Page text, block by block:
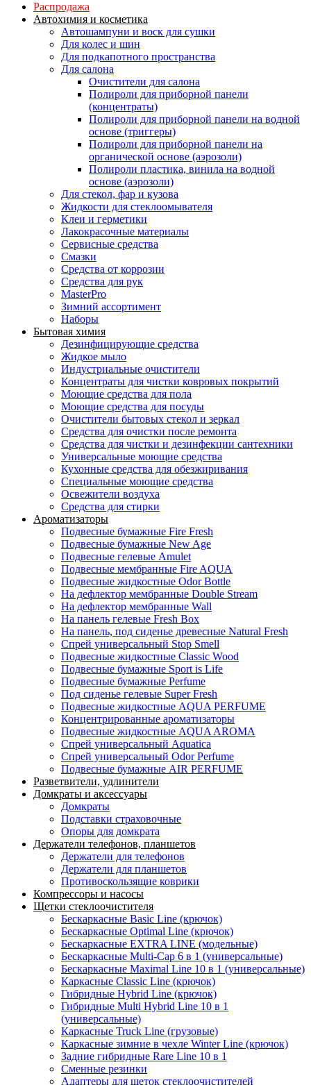
Распродажа
Автохимия и косметика
Автошампуни и воск для сушки
Для колес и шин
Для подкапотного пространства
Для салона
Очистители для салона
Полироли для приборной панели
(концентраты)
Полироли для приборной панели на водной
основе (триггеры)
Полироли для приборной панели на
органической основе (аэрозоли)
Полироли пластика, винила на водной
основе (аэрозоли)
Для стекол, фар и кузова
Жидкости для стеклоомывателя
Клеи и герметики
Лакокрасочные материалы
Сервисные средства
Смазки
Средства от коррозии
Средства для рук
MasterPro
Зимний ассортимент
Наборы
Бытовая химия
Дезинфицирующие средства
Жидкое мыло
Индустриальные очистители
Концентраты для чистки ковровых покрытий
Моющие средства для пола
Моющие средства для посуды
Очистители бытовых стекол и зеркал
Средства для очистки после ремонта
Средства для чистки и дезинфекции сантехники
Универсальные моющие средства
Кухонные средства для обезжиривания
Специальные моющие средства
Освежители воздуха
Средства для стирки
Ароматизаторы
Подвесные бумажные Fire Fresh
Подвесные бумажные New Age
Подвесные гелевые Amulet
Подвесные мембранные Fire AQUA
Подвесные жидкостные Odor Bottle
На дефлектор мембранные Double Stream
На дефлектор мембранные Wall
На панель гелевые Fresh Box
На панель, под сиденье древесные Natural Fresh
Спрей универсальный Stop Smell
Подвесные жидкостные Classic Wood
Подвесные бумажные Sport is Life
Подвесные бумажные Perfume
Под сиденье гелевые Super Fresh
Подвесные жидкостные AQUA PERFUME
Концентрированные ароматизаторы
Подвесные жидкостные AQUA AROMA
Спрей универсальный Aquatica
Спрей универсальный Odor Perfume
Подвесные бумажные AIR PERFUME
Разветвители, удлинители
Домкраты и аксессуары
Домкраты
Подставки страховочные
Опоры для домкрата
Держатели телефонов, планшетов
Держатели для телефонов
Держатели для планшетов
Противоскользящие коврики
Компрессоры и насосы
Щетки стеклоочистителя
Бескаркасные Basic Line (крючок)
Бескаркасные Optimal Line (крючок)
Бескаркасные EXTRA LINE (модельные)
Бескаркасные Multi-Cap 6 в 1 (универсальные)
Бескаркасные Maximal Line 10 в 1 (универсальные)
Каркасные Classic Line (крючок)
Гибридные Hybrid Line (крючок)
Гибридные Multi Hybrid Line 10 в 1
(универсальные)
Каркасные Truck Line (грузовые)
Каркасные зимние в чехле Winter Line (крючок)
Задние гибридные Rare Line 10 в 1
Сменные резинки
Адаптеры для щеток стеклоочистителей